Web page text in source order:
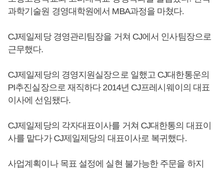
과학기술원 경영대학원에서 MBA과정을 마쳤다.
CJ제일제당 경영관리팀장을 거쳐 CJ에서 인사팀장으로
근무했다.
CJ제일제당의 경영지원실장으로 일했고 CJ대한통운의
PI추진실장으로 재직하다 2014년 CJ프레시웨이의 대표
이사에 선임됐다.
CJ제일제당의 각자대표이사를 거쳐 CJ대한통의 대표이
사를 맡다가 CJ제일제당의 대표이사로 복귀했다.
사업계획이나 목표 설정에 실현 불가능한 주문을 하지